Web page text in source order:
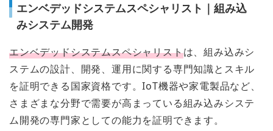
エンベデッドシステムスペシャリスト｜組み込
みシステム開発
エンベデッドシステムスペシャリストは、組み込みシ
ステムの設計、開発、運用に関する専門知識とスキル
を証明できる国家資格です。IoT機器や家電製品など、
さまざまな分野で需要が高まっている組み込みシステ
ム開発の専門家としての能力を証明できます。